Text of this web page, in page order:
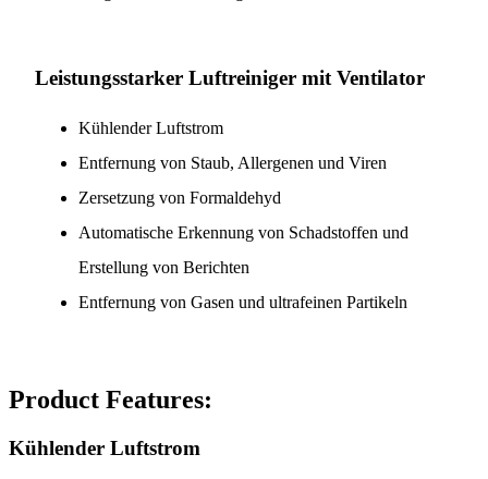
Leistungsstarker Luftreiniger mit Ventilator
Kühlender Luftstrom
Entfernung von Staub, Allergenen und Viren
Zersetzung von Formaldehyd
Automatische Erkennung von Schadstoffen und
Erstellung von Berichten
Entfernung von Gasen und ultrafeinen Partikeln
Product Features:
Kühlender Luftstrom